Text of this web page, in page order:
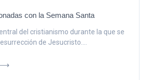
con la Semana Santa
del cristianismo durante la que se
de Jesucristo....